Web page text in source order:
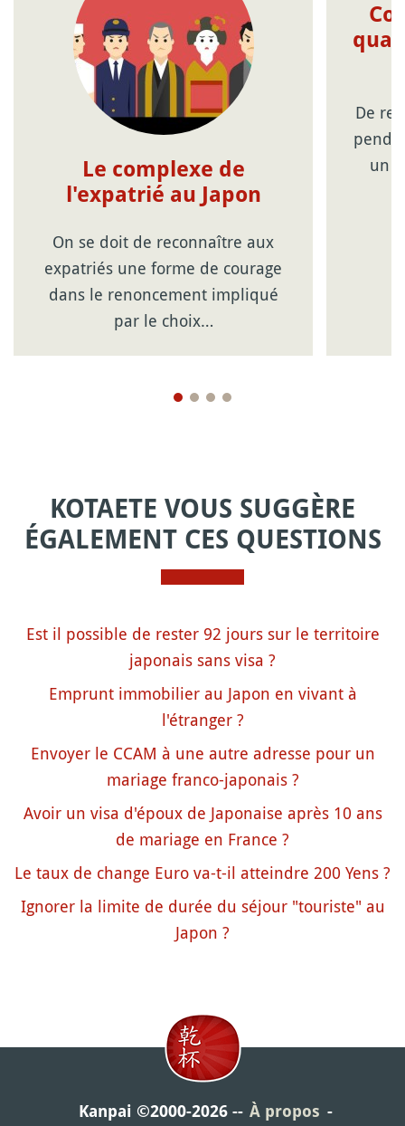
Le complexe de
l'expatrié au Japon
On se doit de reconnaître aux
expatriés une forme de courage
dans le renoncement impliqué
par le choix…
De
un
KOTAETE VOUS SUGGÈRE
ÉGALEMENT CES QUESTIONS
Est il possible de rester 92 jours sur le territoire
japonais sans visa ?
Emprunt immobilier au Japon en vivant à
l'étranger ?
Envoyer le CCAM à une autre adresse pour un
mariage franco-japonais ?
Avoir un visa d'époux de Japonaise après 10 ans
de mariage en France ?
Le taux de change Euro va-t-il atteindre 200 Yens ?
Ignorer la limite de durée du séjour "touriste" au
Japon ?
Kanpai ©2000-2026 À propos